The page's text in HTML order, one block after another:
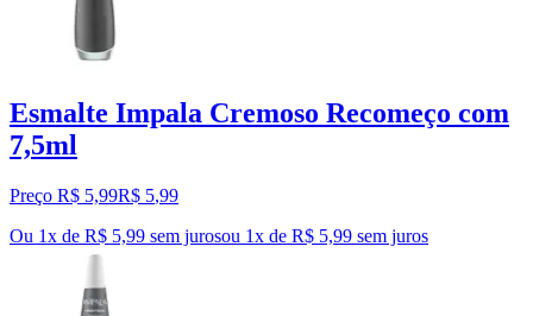
Esmalte Impala Cremoso Recomeço com
7,5ml
Preço R$ 5,99R$ 5,99
Ou 1x de R$ 5,99 sem jurosou 1x de R$ 5,99 sem juros